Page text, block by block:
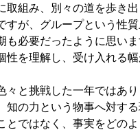
取組み、別々の道を歩き
すが、グループという性
必要だったように思いま
性を理解し、受け入れる
々と挑戦した一年ではあ
知の力という物事へ対す
ではなく、事実をどのよ